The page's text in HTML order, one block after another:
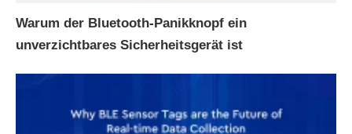
Warum der Bluetooth-Panikknopf ein
unverzichtbares Sicherheitsgerät ist